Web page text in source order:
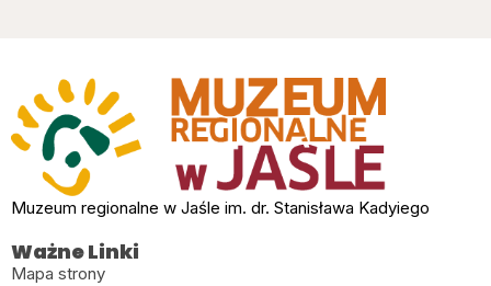
Muzeum regionalne w Jaśle im. dr. Stanisława Kadyiego
Ważne Linki
Mapa strony